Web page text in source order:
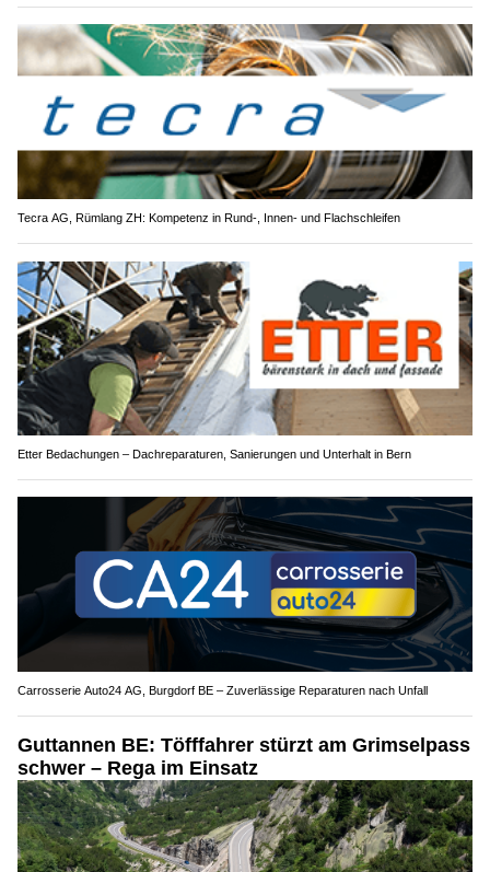
Tecra AG, Rümlang ZH: Kompetenz in Rund-, Innen- und Flachschleifen
Etter Bedachungen – Dachreparaturen, Sanierungen und Unterhalt in Bern
Carrosserie Auto24 AG, Burgdorf BE – Zuverlässige Reparaturen nach Unfall
Guttannen BE: Töfffahrer stürzt am Grimselpass
schwer – Rega im Einsatz